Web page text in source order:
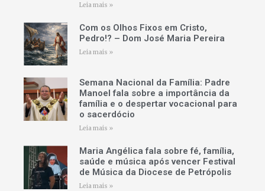
Leia mais »
Com os Olhos Fixos em Cristo,
Pedro!? – Dom José Maria Pereira
Leia mais »
Semana Nacional da Família: Padre
Manoel fala sobre a importância da
família e o despertar vocacional para
o sacerdócio
Leia mais »
Maria Angélica fala sobre fé, família,
saúde e música após vencer Festival
de Música da Diocese de Petrópolis
Leia mais »